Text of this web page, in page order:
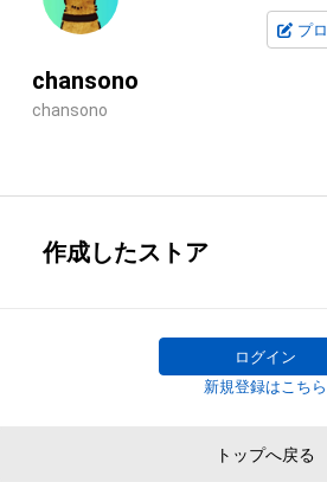
プ
chansono
chansono
作成したストア
ログイン
新規登録はこちら
トップへ戻る